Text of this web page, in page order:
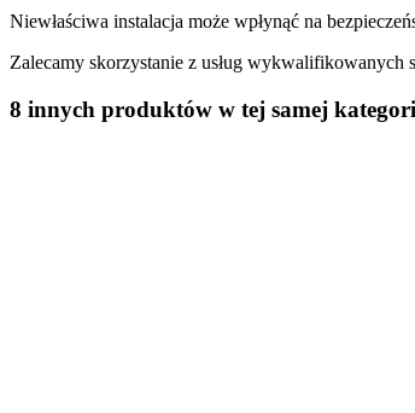
Niewłaściwa instalacja może wpłynąć na
Zalecamy skorzystanie z usług wykwalifikowanych
8 innych produktów w tej samej